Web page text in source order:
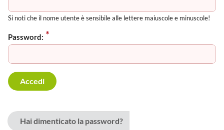
Si noti che il nome utente è sensibile alle lettere maiuscole e minuscole!
Password:
Hai dimenticato la password?